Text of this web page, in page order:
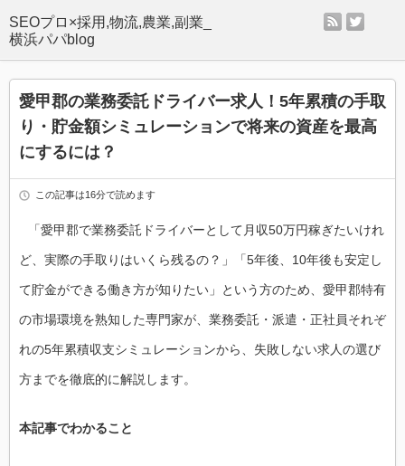
SEOプロ×採用,物流,農業,副業_
横浜パパblog
rss
愛甲郡の業務委託ドライバー求人！5年累積の手取
り・貯金額シミュレーションで将来の資産を最高
にするには？
この記事は16分で読めます
「愛甲郡で業務委託ドライバーとして月収50万円稼ぎたいけれ
ど、実際の手取りはいくら残るの？」「5年後、10年後も安定し
て貯金ができる働き方が知りたい」という方のため、愛甲郡特有
の市場環境を熟知した専門家が、業務委託・派遣・正社員それぞ
れの5年累積収支シミュレーションから、失敗しない求人の選び
方までを徹底的に解説します。
本記事でわかること